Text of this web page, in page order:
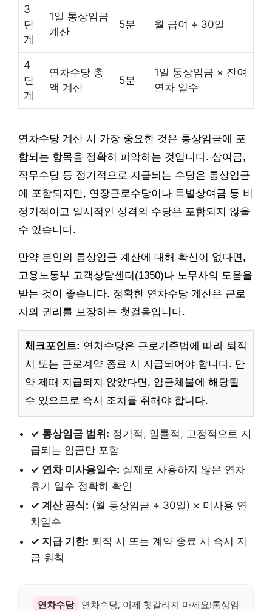
3
단
계
1일 통상임금
계산
5분 월 급여 ÷ 30일
4
단
계
연차수당 총
액 계산
5분
1일 통상임금 × 잔여
연차 일수
연차수당 계산 시 가장 중요한 것은 통상임금에 포
함되는 항목을 정확히 파악하는 것입니다. 상여금,
직무수당 등 정기적으로 지급되는 수당은 통상임금
에 포함되지만, 연장근로수당이나 특별상여금 등 비
정기적이고 일시적인 성격의 수당은 포함되지 않을
수 있습니다.
만약 본인의 통상임금 계산에 대해 확신이 없다면,
고용노동부 고객상담센터(1350)나 노무사의 도움을
받는 것이 좋습니다. 정확한 연차수당 계산은 근로
자의 권리를 보장하는 첫걸음입니다.
체크포인트: 연차수당은 근로기준법에 따라 퇴직
시 또는 근로계약 종료 시 지급되어야 합니다. 만
약 제때 지급되지 않았다면, 임금체불에 해당될
수 있으므로 즉시 조치를 취해야 합니다.
✓ 통상임금 범위: 정기적, 일률적, 고정적으로 지
급되는 임금만 포함
✓ 연차 미사용일수: 실제로 사용하지 않은 연차
휴가 일수 정확히 확인
✓ 계산 공식: (월 통상임금 ÷ 30일) × 미사용 연
차일수
✓ 지급 기한: 퇴직 시 또는 계약 종료 시 즉시 지
급 원칙
연차수당
연차수당, 이제 헷갈리지 마세요!통상임